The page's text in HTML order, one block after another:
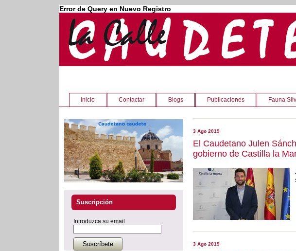
Error de Query en Nuevo Registro
Inicio Contactar Blogs Publicaciones Fauna
Suscripción
Introduzca su email
3 Ago 2019
El Caudetano Julen
gobierno de Castilla la
3 Ago 2019